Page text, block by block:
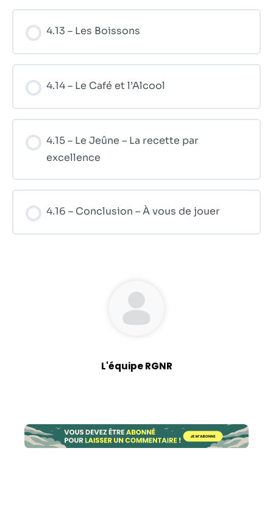
4.13 – Les Boissons
4.14 – Le Café et l’Alcool
4.15 – Le Jeûne – La recette par
excellence
4.16 – Conclusion – À vous de jouer
L'équipe RGNR